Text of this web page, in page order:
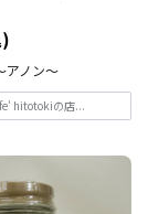
アノン～
hitotokiの店...